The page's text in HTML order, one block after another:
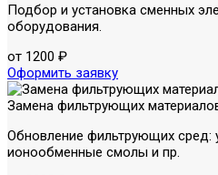
Подбор и установка сменных
оборудования.
от 1200 ₽
Оформить заявку
Замена фильтрующих
Обновление фильтрующих сред:
ионообменные смолы и пр.